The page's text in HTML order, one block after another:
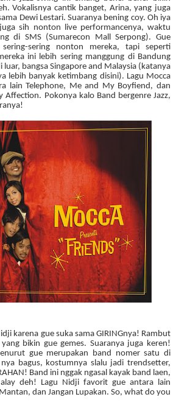
Vokalisnya cantik banget, Arina, yang juga
Dewi Lestari. Suaranya bening coy. Oh iya
sih nonton live performancenya, waktu
di SMS (Sumarecon Mall Serpong). Gue
sering nonton mereka, tapi seperti
ini lebih sering manggung di Bandung
luar, bangsa Singapore and Malaysia (katanya
lebih banyak ketimbang disini). Lagu Mocca
lain Telephone, Me and My Boyfiend, dan
Affection. Pokonya kalo Band bergenre Jazz,
karena gue suka sama GIRINGnya! Rambut
bikin gue gemes. Suaranya juga keren!
gue merupakan band nomer satu di
bagus, kostumnya slalu jadi trendsetter,
Band ini nggak ngasal kayak band laen,
deh! Lagu Nidji favorit gue antara lain
dan Jangan Lupakan. So, what do you